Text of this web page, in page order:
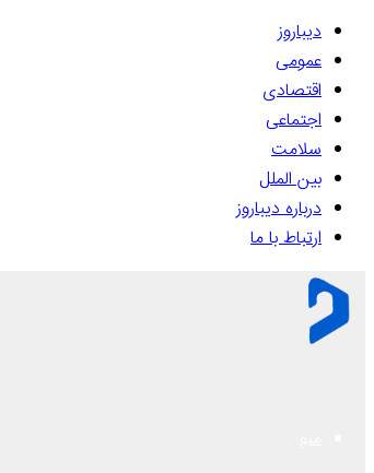
دیباروز
عمومی
اقتصادی
اجتماعی
سلامت
بین الملل
درباره دیباروز
ارتباط با ما